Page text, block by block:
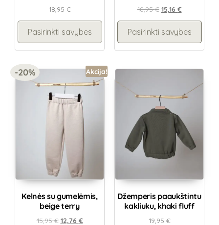
18,95 €
Pasirinkti savybes
18,95€ 15,16 €
Pasirinkti savybes
Akcija!
-20%
Kelnės su gumelėmis,
beige terry
15,95€ 12,76 €
Džemperis paaukštintu
kakliuku, khaki fluff
19,95 €